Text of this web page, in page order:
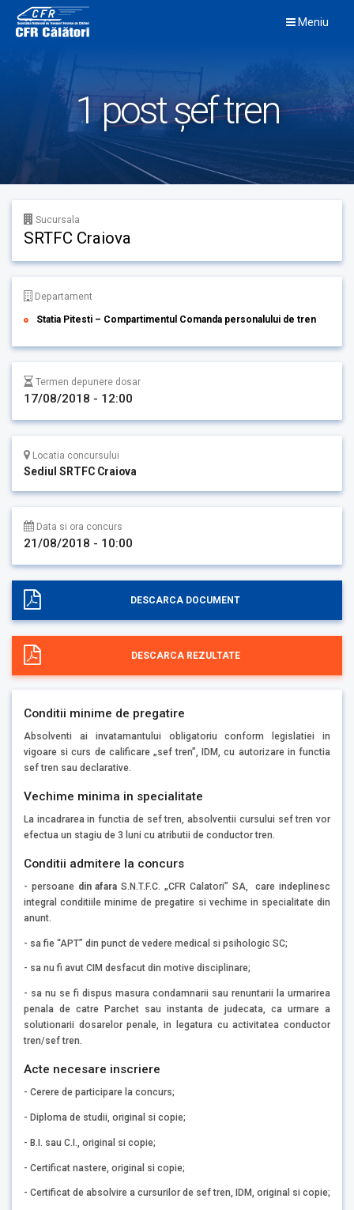
content
Meniu
1 post șef tren
Sucursala
SRTFC Craiova
Departament
Statia Pitesti – Compartimentul Comanda personalului de tren
Termen depunere dosar
17/08/2018 - 12:00
Locatia concursului
Sediul SRTFC Craiova
Data si ora concurs
21/08/2018 - 10:00
DESCARCA DOCUMENT
DESCARCA REZULTATE
Conditii minime de pregatire
Absolventi ai invatamantului obligatoriu conform legislatiei in
vigoare si curs de calificare „sef tren”, IDM, cu autorizare in functia
sef tren sau declarative.
Vechime minima in specialitate
La incadrarea in functia de sef tren, absolventii cursului sef tren vor
efectua un stagiu de 3 luni cu atributii de conductor tren.
Conditii admitere la concurs
- persoane din afaraS.N.T.F.C. „CFR Calatori” SA, care indeplinesc
integral conditiile minime de pregatire si vechime in specialitate din
anunt.
- sa fie “APT” din punct de vedere medical si psihologic SC;
- sa nu fi avut CIM desfacut din motive disciplinare;
- sa nu se fi dispus masura condamnarii sau renuntarii la urmarirea
penala de catre Parchet sau instanta de judecata, ca urmare a
solutionarii dosarelor penale, in legatura cu activitatea conductor
tren/sef tren.
Acte necesare inscriere
- Cerere de participare la concurs;
- Diploma de studii, original si copie;
- B.I. sau C.I., original si copie;
- Certificat nastere, original si copie;
- Certificat de absolvire a cursurilor de sef tren, IDM, original si copie;